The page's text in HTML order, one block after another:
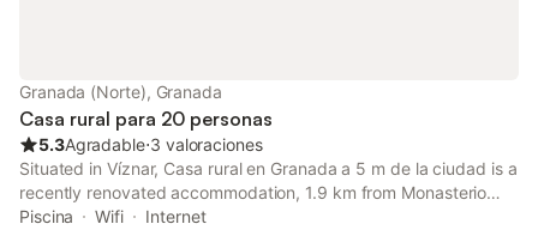
Granada (Norte), Granada
Casa rural para 20 personas
5.3Agradable⋅3 valoraciones
Situated in Víznar, Casa rural en Granada a 5 m de la ciudad is a
recently renovated accommodation, 1.9 km from Monasterio
Cartuja and 3.7 km from Granada Train Station.
Piscina Wifi
Internet